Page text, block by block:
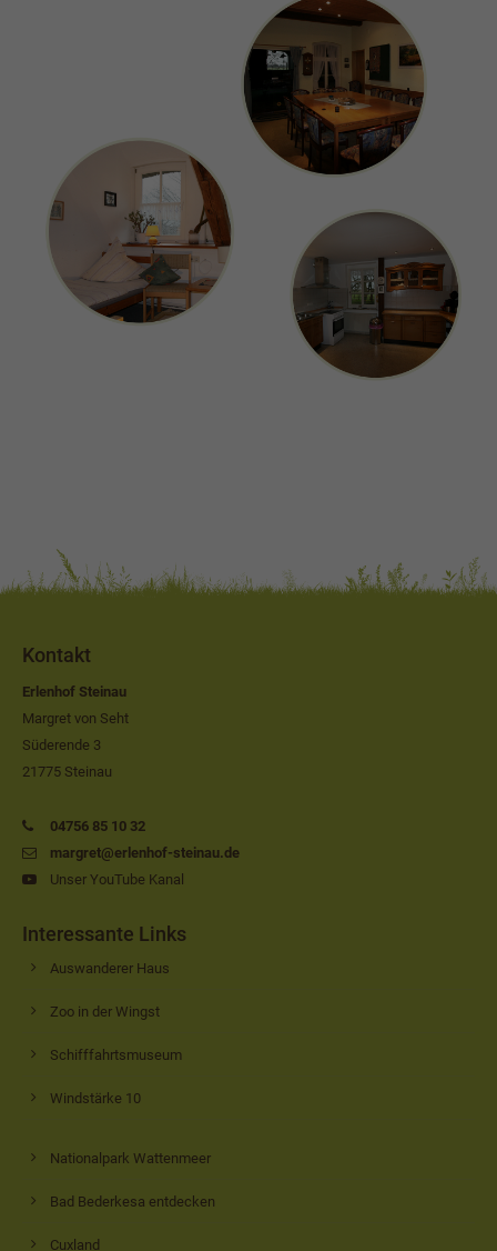
Kontakt
Erlenhof Steinau
Margret von Seht
Süderende 3
21775 Steinau
04756 85 10 32
margret@erlenhof-steinau.de
Unser YouTube Kanal
Interessante Links
Auswanderer Haus
Zoo in der Wingst
Schifffahrtsmuseum
Windstärke 10
Nationalpark Wattenmeer
Bad Bederkesa entdecken
Cuxland